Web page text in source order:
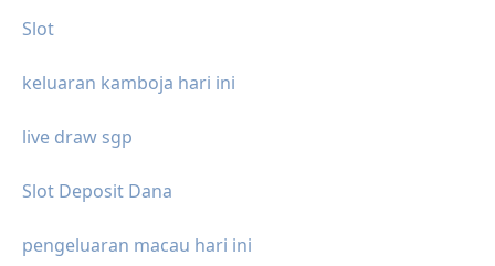
Slot
keluaran kamboja hari ini
live draw sgp
Slot Deposit Dana
pengeluaran macau hari ini